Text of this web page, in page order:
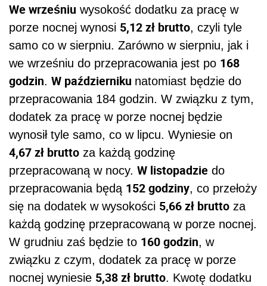
We wrześniu wysokość dodatku za pracę w
porze nocnej wynosi 5,12 zł brutto, czyli tyle
samo co w sierpniu. Zarówno w sierpniu, jak i
we wrześniu do przepracowania jest po 168
godzin. W październiku natomiast będzie do
przepracowania 184 godzin. W związku z tym,
dodatek za pracę w porze nocnej będzie
wynosił tyle samo, co w lipcu. Wyniesie on
4,67 zł brutto za każdą godzinę
przepracowaną w nocy. W listopadzie do
przepracowania będą 152 godziny, co przełoży
się na dodatek w wysokości 5,66 zł brutto za
każdą godzinę przepracowaną w porze nocnej.
W grudniu zaś będzie to 160 godzin, w
związku z czym, dodatek za pracę w porze
nocnej wyniesie 5,38 zł brutto. Kwotę dodatku